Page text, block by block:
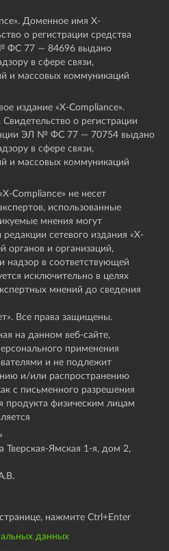
Доменное имя X-
о регистрации средства
ФС 77 — 84696 выдано
в сфере связи,
и массовых коммуникаций
издание «Х-Compliance».
о регистрации
ЭЛ № ФС 77 — 70754 выдано
в сфере связи,
и массовых коммуникаций
Compliance» не несет
использованные
мнения могут
сетевого издания «X-
органов и организаций,
надзор в соответствующей
исключительно в целях
мнений до сведения
Все права защищены.
на данном веб-сайте,
применения
и не подлежит
и/или распространению
с письменного разрешения
продукта физическим лицам
Тверская-Ямская 1-я, дом 2,
нажмите Ctrl+Enter
данных